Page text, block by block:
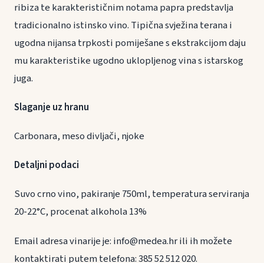
ribiza te karakterističnim notama papra predstavlja
tradicionalno istinsko vino. Tipična svježina terana i
ugodna nijansa trpkosti pomiješane s ekstrakcijom daju
mu karakteristike ugodno uklopljenog vina s istarskog
juga.
Slaganje uz hranu
Carbonara, meso divljači, njoke
Detaljni podaci
Suvo crno vino, pakiranje 750ml, temperatura serviranja
20-22°C, procenat alkohola 13%
Email adresa vinarije je: info@medea.hr ili ih možete
kontaktirati putem telefona: 385 52 512 020.